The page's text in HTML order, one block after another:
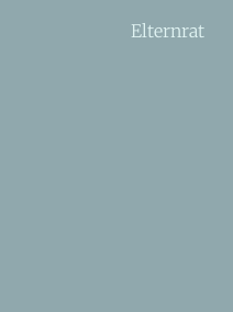
Elternrat